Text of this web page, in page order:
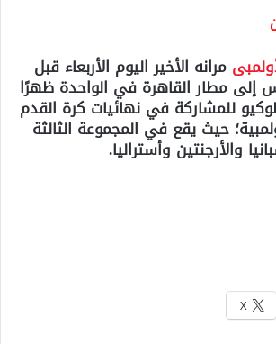
مرانه الأخير اليوم الأربعاء قبل
إلى مطار القاهرة في الواحدة ظهرًا
للمشاركة في نهائيات كرة القدم
حيث يقع في المجموعة الثالثة
والأرجنتين وأستراليا.
X